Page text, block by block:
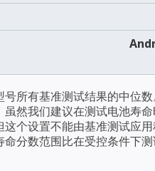
所有基准测试结果的中位
然我们建议在测试电池寿
个设置不能由基准测试应
分数范围比在受控条件下